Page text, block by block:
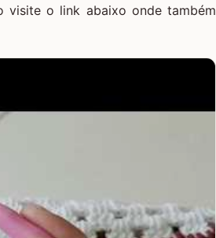
visite o link abaixo onde também